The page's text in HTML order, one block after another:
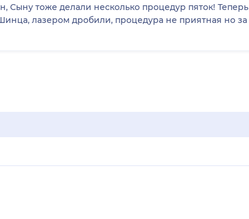
тоже делали несколько процедур пяток!
лазером дробили, процедура не приятная но